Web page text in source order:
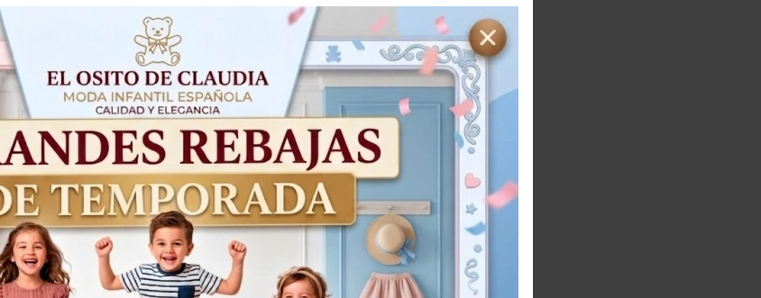
Hermanos A Juego
¡Oferta!
60%